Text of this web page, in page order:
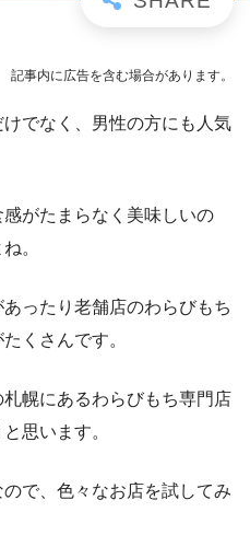
記事内に広告を含む場合があります。
でなく、男性の方にも人気
がたまらなく美味しいの
。
ったり老舗店のわらびもち
くさんです。
幌にあるわらびもち専門店
思います。
で、色々なお店を試してみ